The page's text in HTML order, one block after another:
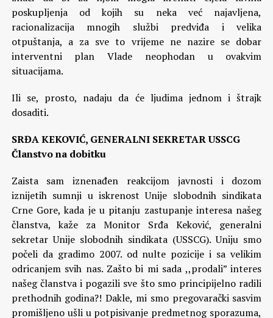
poskupljenja od kojih su neka već najavljena,
racionalizacija mnogih službi predviđa i velika
otpuštanja, a za sve to vrijeme ne nazire se dobar
interventni plan Vlade neophodan u ovakvim
situacijama.
Ili se, prosto, nadaju da će ljudima jednom i štrajk
dosaditi.
SRĐA KEKOVIĆ, GENERALNI SEKRETAR USSCG
Članstvo na dobitku
Zaista sam iznenađen reakcijom javnosti i dozom
iznijetih sumnji u iskrenost Unije slobodnih sindikata
Crne Gore, kada je u pitanju zastupanje interesa našeg
članstva, kaže za Monitor Srđa Keković, generalni
sekretar Unije slobodnih sindikata (USSCG). Uniju smo
počeli da gradimo 2007. od nulte pozicije i sa velikim
odricanjem svih nas. Zašto bi mi sada ,,prodali” interes
našeg članstva i pogazili sve što smo principijelno radili
prethodnih godina?! Dakle, mi smo pregovarački sasvim
promišljeno ušli u potpisivanje predmetnog sporazuma,